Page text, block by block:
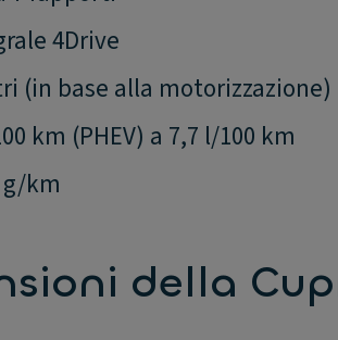
4Drive
(in base alla motorizzazione)
km (PHEV) a 7,7 l/100 km
g/km
della